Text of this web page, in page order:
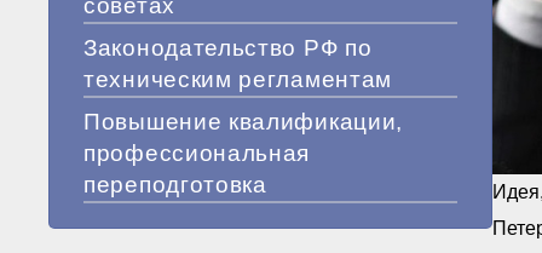
советах
Законодательство РФ по
техническим регламентам
Повышение квалификации,
профессиональная
переподготовка